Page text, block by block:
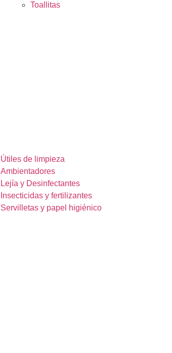
Toallitas
Útiles de limpieza
Ambientadores
Lejía y Desinfectantes
Insecticidas y fertilizantes
Servilletas y papel higiénico